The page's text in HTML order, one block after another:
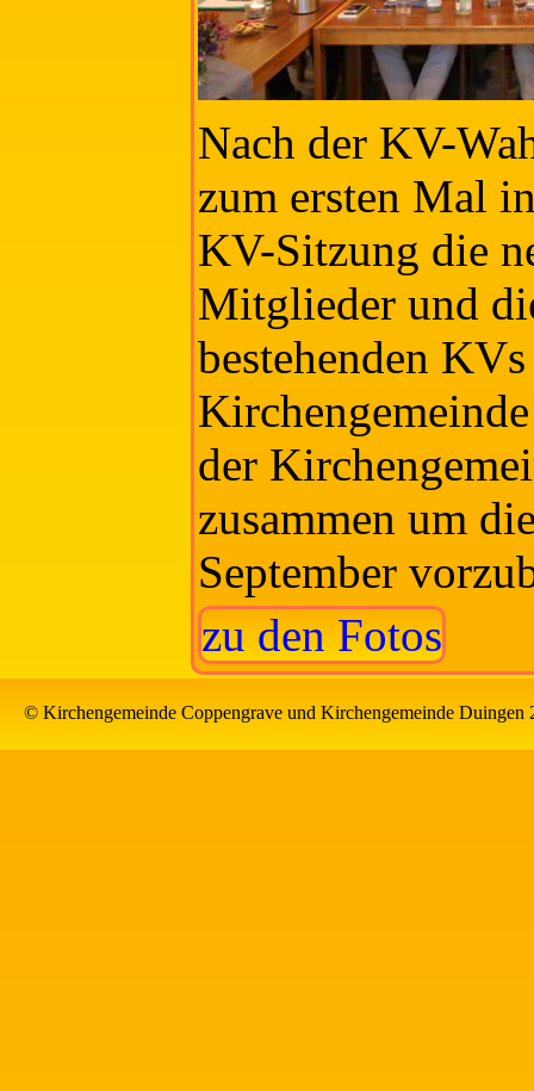
Nach der KV-
zum ersten Mal
KV-Sitzung die
Mitglieder und
bestehenden
der
zusammen um
September
zu den Fotos
© Kirchengemeinde Coppengrave und Kirchengemeinde Duingen